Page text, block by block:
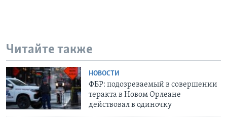
Читайте также
НОВОСТИ
ФБР: подозреваемый в совершении
теракта в Новом Орлеане
действовал в одиночку